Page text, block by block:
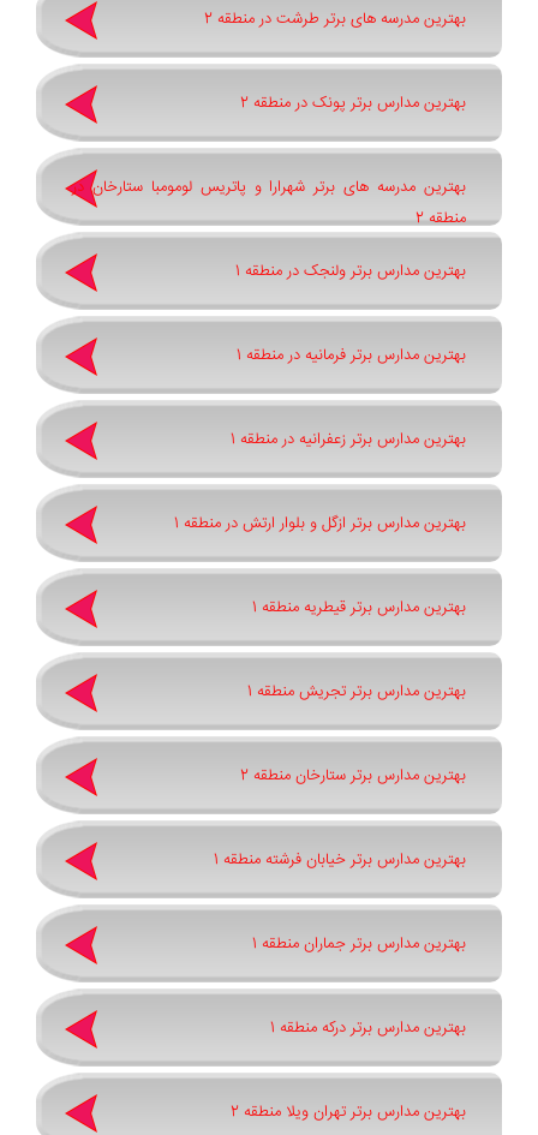
بهترین مدرسه های برتر طرشت در منطقه 2
بهترین مدارس برتر پونک در منطقه 2
بهترین مدرسه های برتر شهرارا و پاتريس لومومبا ستارخان در
منطقه 2
بهترین مدارس برتر ولنجک در منطقه 1
بهترین مدارس برتر فرمانیه در منطقه 1
بهترین مدارس برتر زعفرانیه در منطقه 1
بهترین مدارس برتر ازگل و بلوار ارتش در منطقه 1
بهترین مدارس برتر قیطریه منطقه 1
بهترین مدارس برتر تجریش منطقه 1
بهترین مدارس برتر ستارخان منطقه 2
بهترین مدارس برتر خیابان فرشته منطقه 1
بهترین مدارس برتر جماران منطقه 1
بهترین مدارس برتر درکه منطقه 1
بهترین مدارس برتر تهران ویلا منطقه 2